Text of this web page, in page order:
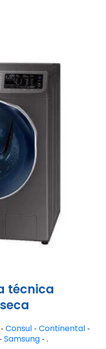
técnica
- Consul - Continental -
- Samsung- .